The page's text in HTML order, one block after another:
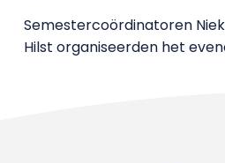
Semestercoördinatoren
Hilst organiseerden het